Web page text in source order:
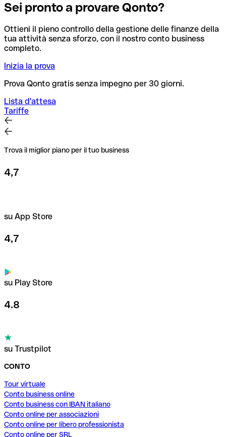
Sei pronto a provare Qonto?
Ottieni il pieno controllo della gestione delle finanze della
tua attività senza sforzo, con il nostro conto business
completo.
Inizia la prova
Prova Qonto gratis senza impegno per 30 giorni.
Lista d'attesa
Tariffe
Trova il miglior piano per il tuo business
4,7
su App Store
4,7
su Play Store
4.8
su Trustpilot
CONTO
Tour virtuale
Conto business online
Conto business con IBAN italiano
Conto online per associazioni
Conto online per libero professionista
Conto online per SRL